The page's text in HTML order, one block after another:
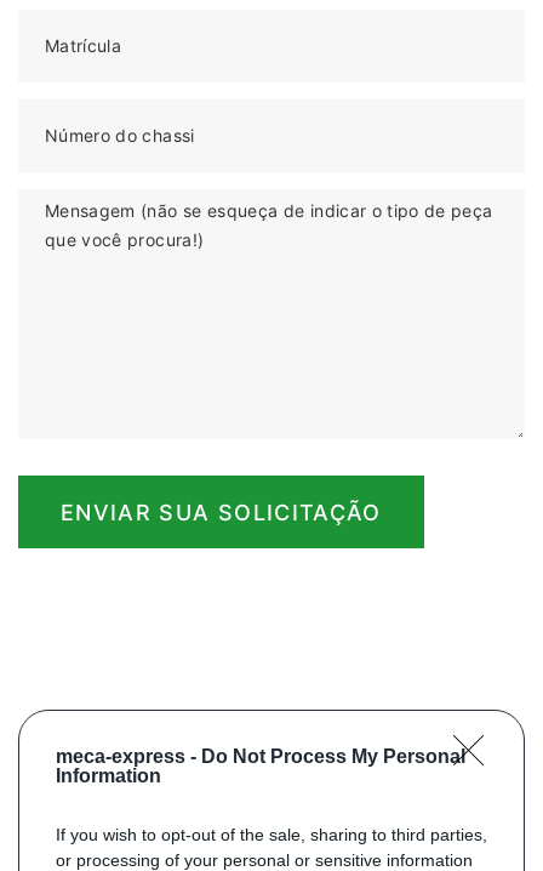
meca-express - Do Not Process My Personal
Information
If you wish to opt-out of the sale, sharing to third parties,
or processing of your personal or sensitive information
Matrícula
Número do chassi
Mensagem (não se esqueça de indicar o tipo de peça
que você procura!)
ENVIAR SUA SOLICITAÇÃO